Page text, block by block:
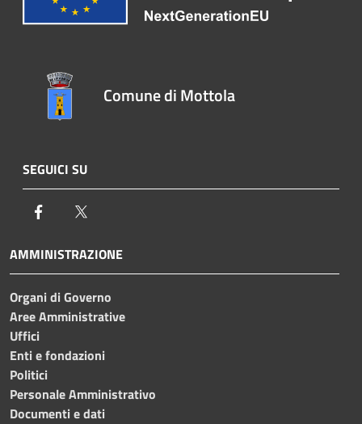
Comune di Mottola
SEGUICI SU
Facebook
AMMINISTRAZIONE
Organi di Governo
Aree Amministrative
Uffici
Enti e fondazioni
Politici
Personale Amministrativo
Documenti e dati